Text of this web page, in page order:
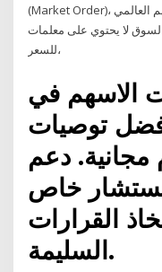
(Market Order)، فأنت إما تشتري أو تبيع في سوق الاسهم العالمي
لا يحتوي على معلمات
للسعر،
الاسهم في
توصيات
3 ايام مجانية. دعم
خاص
القرارات
السليمة.